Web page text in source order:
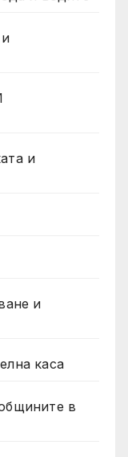
и
и
каса
в